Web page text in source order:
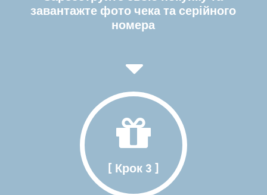
завантажте фото чека та серійного
номера
[ Крок 3 ]